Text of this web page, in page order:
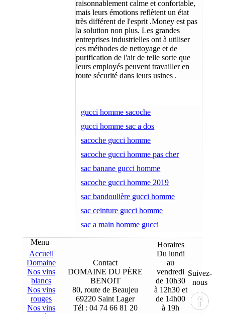
raisonnablement calme et confortable,
mais leurs émotions reflètent un état
très différent de l'esprit .Money est pas
la solution non plus. Les grandes
entreprises industrielles ont à utiliser
ces méthodes de nettoyage et de
purification de l'air de telle sorte que
leurs employés peuvent travailler en
toute sécurité dans leurs usines .
gucci homme sacoche
gucci homme sac a dos
sacoche gucci homme
sacoche gucci homme pas cher
sac banane gucci homme
sacoche gucci homme 2019
sac bandoulière gucci homme
sac ceinture gucci homme
sac a main homme gucci
Menu
Accueil
Domaine
Nos vins
blancs
Nos vins
rouges
Nos vins
Contact
DOMAINE DU PÈRE
BENOIT
80, route de Beaujeu
69220 Saint Lager
Tél : 04 74 66 81 20
Horaires
Du lundi
au
vendredi
de 10h30
à 12h30 et
de 14h00
à 19h
Suivez-
nous